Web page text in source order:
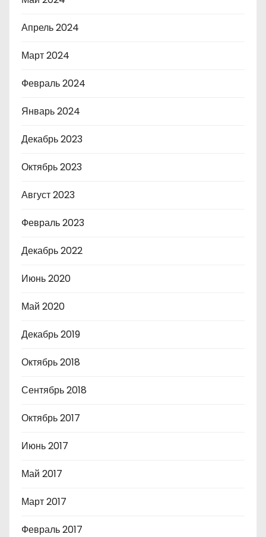
Апрель 2024
Март 2024
Февраль 2024
Январь 2024
Декабрь 2023
Октябрь 2023
Август 2023
Февраль 2023
Декабрь 2022
Июнь 2020
Май 2020
Декабрь 2019
Октябрь 2018
Сентябрь 2018
Октябрь 2017
Июнь 2017
Май 2017
Март 2017
Февраль 2017